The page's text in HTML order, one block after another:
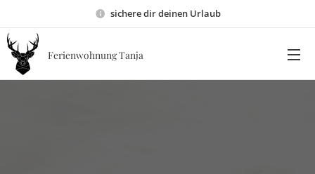
sichere dir deinen Urlaub
Ferienwohnung Tanja